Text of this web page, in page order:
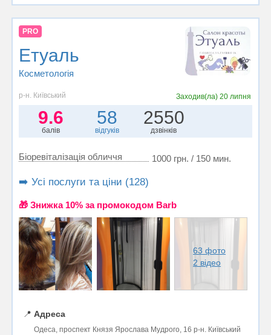
PRO
Етуаль
Косметологія
р-н. Київський Заходив(ла) 20 липня
9.6
балів
58
відгуків
2550
дзвінків
Біоревіталізація обличчя 1000 грн. / 150 мин.
➡️ Усі послуги та ціни (128)
🎁 Знижка 10% за промокодом Barb
63 фото
2 відео
📍 Адреса
Одеса, проспект Князя Ярослава Мудрого, 16 р-н. Київський